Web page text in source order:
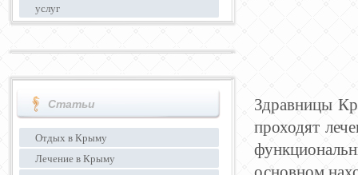
Здравницы
проходят
услуг
Статьи
Отдых в Крыму
Лечение в Крыму